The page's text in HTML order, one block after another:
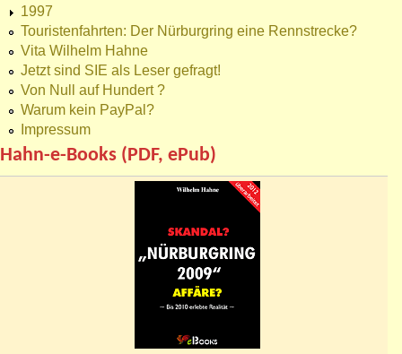
1997
Touristenfahrten: Der Nürburgring eine Rennstrecke?
Vita Wilhelm Hahne
Jetzt sind SIE als Leser gefragt!
Von Null auf Hundert ?
Warum kein PayPal?
Impressum
Hahn-e-Books (PDF, ePub)